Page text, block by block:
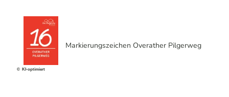
© KI-optimiert
Markierungszeichen Overather Pilgerweg